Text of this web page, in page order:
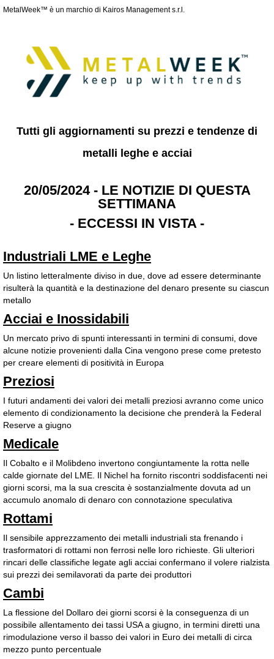
MetalWeek™ è un marchio di Kairos Management s.r.l.
Tutti gli aggiornamenti su prezzi e tendenze di
metalli leghe e acciai
20/05/2024 - LE NOTIZIE DI QUESTA
SETTIMANA
- ECCESSI IN VISTA -
Industriali LME e Leghe
Un listino letteralmente diviso in due, dove ad essere determinante
risulterà la quantità e la destinazione del denaro presente su ciascun
metallo
Acciai e Inossidabili
Un mercato privo di spunti interessanti in termini di consumi, dove
alcune notizie provenienti dalla Cina vengono prese come pretesto
per creare elementi di positività in Europa
Preziosi
I futuri andamenti dei valori dei metalli preziosi avranno come unico
elemento di condizionamento la decisione che prenderà la Federal
Reserve a giugno
Medicale
Il Cobalto e il Molibdeno invertono congiuntamente la rotta nelle
calde giornate del LME. Il Nichel ha fornito riscontri soddisfacenti nei
giorni scorsi, ma la sua crescita è sostanzialmente dovuta ad un
accumulo anomalo di denaro con connotazione speculativa
Rottami
Il sensibile apprezzamento dei metalli industriali sta frenando i
trasformatori di rottami non ferrosi nelle loro richieste. Gli ulteriori
rincari delle classifiche legate agli acciai confermano il volere rialzista
sui prezzi dei semilavorati da parte dei produttori
Cambi
La flessione del Dollaro dei giorni scorsi è la conseguenza di un
possibile allentamento dei tassi USA a giugno, in termini diretti una
rimodulazione verso il basso dei valori in Euro dei metalli di circa
mezzo punto percentuale